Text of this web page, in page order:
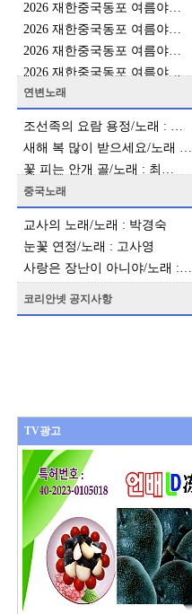
2026 재한중국동포 여름야…
2026 재한중국동포 여름야…
2026 재한중국동포 여름야…
2026 재한중국동포 여름야…
연변노래
조선족의 요람 용정/노래 : …
새해 복 많이 받으세요/노래 …
꽃 피는 안개 골/노래 : 최…
중국노래
교사의 노래/노래 : 박경숙
눈꽃 연정/노래 : 고사영
사랑은 장난이 아니야/노래 :…
코리안넷 공지사항
TV광고